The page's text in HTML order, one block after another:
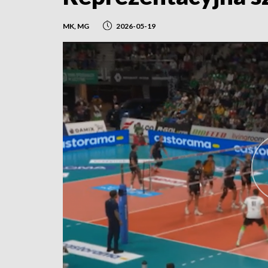
MK, MG 2026-05-19